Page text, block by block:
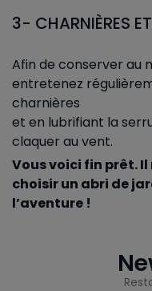
3- CHARNIÈRES ET
Afin de conserver au
entretenez
charnières
et en lubrifiant la
claquer au vent.
Vous voici fin prêt. Il
choisir un abri de
l’aventure !